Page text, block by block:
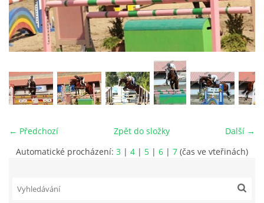
FOTOALBUM
VIDEA
ODKAZY
CENÍK SLUŽEB
PŘISPĚVEK ČUS KARVINA -PODPORA SPORTU V
MORAVSKOSLEZSKÉM KRAJI
← Předchozí Další →
Zpět do složky
Automatické procházení: 3 | 4 | 5 | 6 | 7 (čas ve vteřinách)